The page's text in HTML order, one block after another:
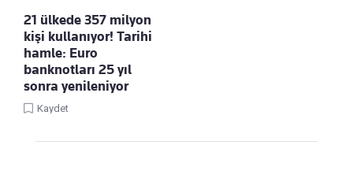
21 ülkede 357 milyon
kişi kullanıyor! Tarihi
hamle: Euro
banknotları 25 yıl
sonra yenileniyor
Kaydet